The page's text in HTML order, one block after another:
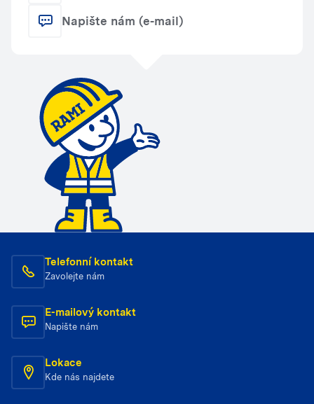
Napište nám (e-mail)
Telefonní kontakt
Zavolejte nám
E-mailový kontakt
Napište nám
Lokace
Kde nás najdete